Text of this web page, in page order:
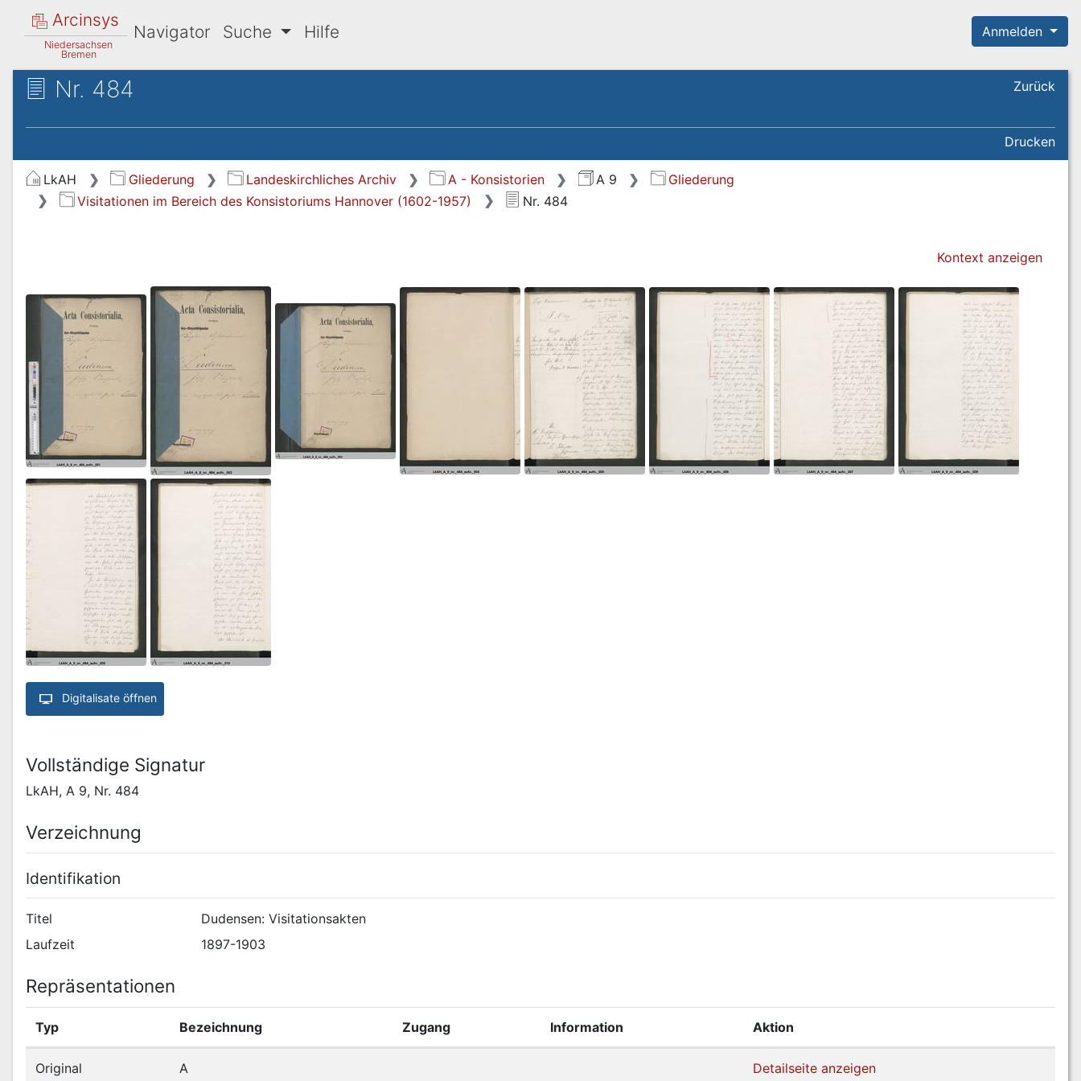
Arcinsys
Niedersachsen
Bremen
Navigator Suche Hilfe Anmelden
Nr. 484 Zurück
Drucken
LkAH Gliederung Landeskirchliches Archiv A - Konsistorien A 9
Gliederung
Visitationen im Bereich des Konsistoriums Hannover (1602-1957)
Nr. 484
Kontext anzeigen
Digitalisate öffnen
Vollständige Signatur
LkAH, A 9, Nr. 484
Verzeichnung
Identifikation
Titel
Dudensen: Visitationsakten
Laufzeit
1897-1903
Repräsentationen
Typ Bezeichnung Zugang Information Aktion
Original A Detailseite anzeigen